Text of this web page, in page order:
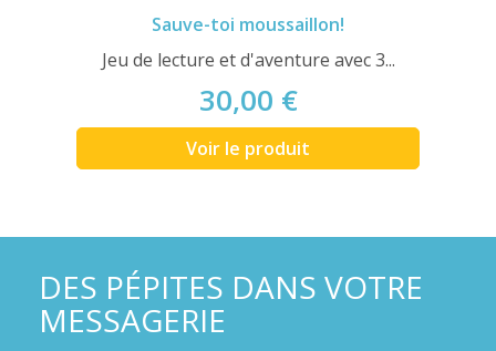
Sauve-toi moussaillon!
Jeu de lecture et d'aventure avec 3...
30,00 €
Voir le produit
DES PÉPITES DANS VOTRE
MESSAGERIE